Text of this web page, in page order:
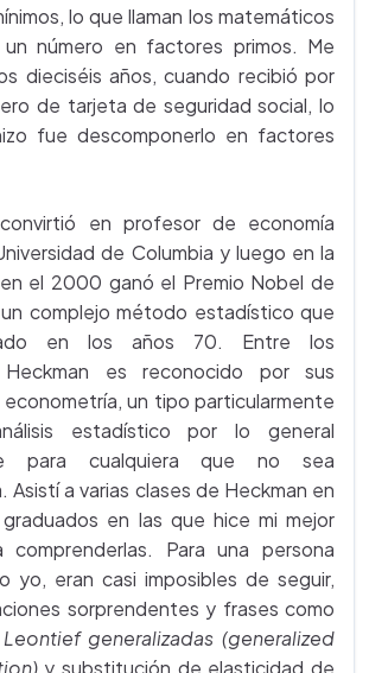
lo que llaman los matemáticos
un número en factores primos. Me
dieciséis años, cuando recibió por
de tarjeta de seguridad social, lo
fue descomponerlo en factores
en profesor de economía
de Columbia y luego en la
el 2000 ganó el Premio Nobel de
complejo método estadístico que
en los años 70. Entre los
Heckman es reconocido por sus
un tipo particularmente
estadístico por lo general
para cualquiera que no sea
Asistí a varias clases de Heckman en
en las que hice mi mejor
comprenderlas. Para una persona
yo, eran casi imposibles de seguir,
sorprendentes y frases como
generalizadas (generalized
y substitución de elasticidad de